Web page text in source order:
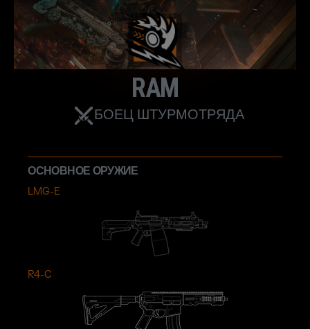
RAM
БОЕЦ ШТУРМОТРЯДА
ОСНОВНОЕ ОРУЖИЕ
LMG-E
R4-C